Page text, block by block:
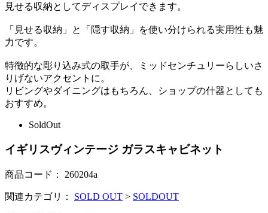
見せる収納としてディスプレイできます。
「見せる収納」と「隠す収納」を使い分けられる実用性も魅
力です。
特徴的な彫り込み式の取手が、ミッドセンチュリーらしいさ
りげないアクセントに。
リビングやダイニングはもちろん、ショップの什器としても
おすすめ。
SoldOut
イギリスヴィンテージ ガラスキャビネット
商品コード： 260204a
関連カテゴリ： SOLD OUT > SOLDOUT